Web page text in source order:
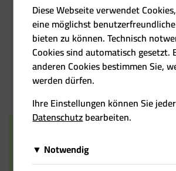
Heizkosten­rechner
Diese Webseite verwendet
eine möglichst
bieten zu können. Technisch
Cookies sind automatisch gesetzt.
anderen Cookies bestimmen Sie,
werden dürfen.
Ihre Einstellungen können Sie
Datenschutzbearbeiten.
Notwendig